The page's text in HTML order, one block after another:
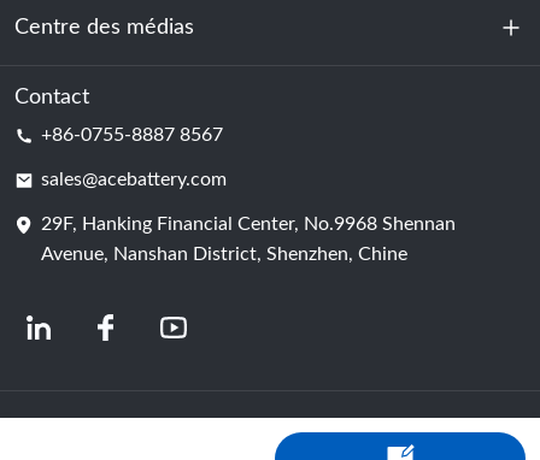
Durabilité
Stockage d'énergie
Centre de données et salle des serveurs
Cellule de batterie
Centre des médias
Nouvelles
Contact
+86-0755-8887 8567
sales@acebattery.com
29F, Hanking Financial Center, No.9968 Shennan
Avenue, Nanshan District, Shenzhen, Chine
© 2024 Fabricants chinois de batteries lithium-ion | Usine et entreprise de
batteries au lithium | Batterie ACE, fournie par Shopastro
politique de